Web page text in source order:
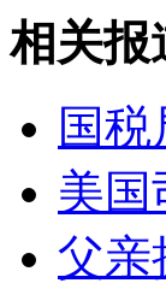
女孩北京地
相关报
国
美国
父亲